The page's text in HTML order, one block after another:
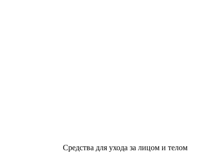
Средства для ухода за лицом и телом